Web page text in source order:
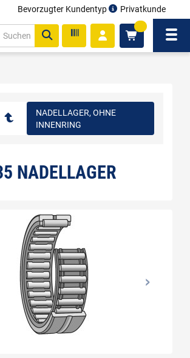
Bevorzugter Kundentyp Privatkunde
NADELLAGER, OHNE
INNENRING
NADELLAGER